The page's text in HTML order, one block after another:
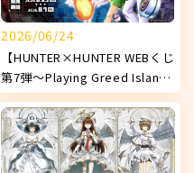
2026/06/24
【HUNTER×HUNTER WEBくじ
第7弾～Playing Greed Island!
～】販売開始！